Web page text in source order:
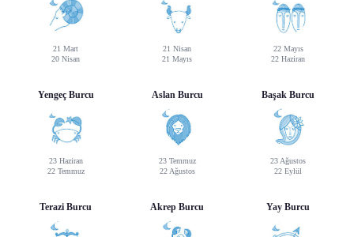
21 Mart
20 Nisan
21 Nisan
21 Mayıs
22 Mayıs
22 Haziran
Yengeç Burcu
23 Haziran
22 Temmuz
Aslan Burcu
23 Temmuz
22 Ağustos
Başak Burcu
23 Ağustos
22 Eylül
Terazi Burcu Akrep Burcu Yay Burcu